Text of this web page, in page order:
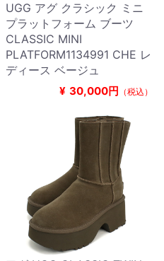
UGG アグ クラシック ミニ
プラットフォーム ブーツ
CLASSIC MINI
PLATFORM1134991 CHE レ
ディース ベージュ
¥ 30,000円 （税込）